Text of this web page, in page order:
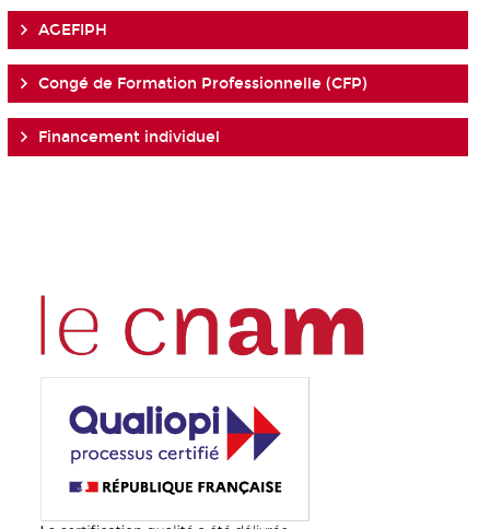
AGEFIPH
Congé de Formation Professionnelle (CFP)
Financement individuel